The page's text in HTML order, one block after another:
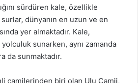
sürdüren kale, özellikle
dünyanın en uzun ve en
yer almaktadır. Kale,
sunarken, aynı zamanda
da sunmaktadır.
camilerinden biri olan Ulu Camii,